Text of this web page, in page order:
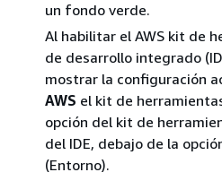
un fondo verde.
Al habilitar el AWS kit de
de desarrollo integrado
mostrar la configuración
AWS el kit de
opción del kit de
del IDE, debajo de la
(Entorno).